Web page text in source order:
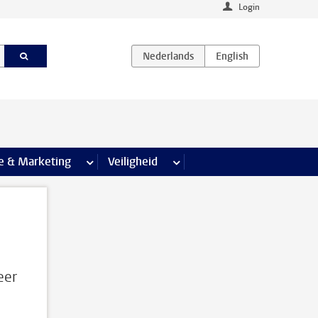
Login
& Marketing meer Communicatie & Marketing pagina’s
Veiligheid meer Veiligheid pagina’s